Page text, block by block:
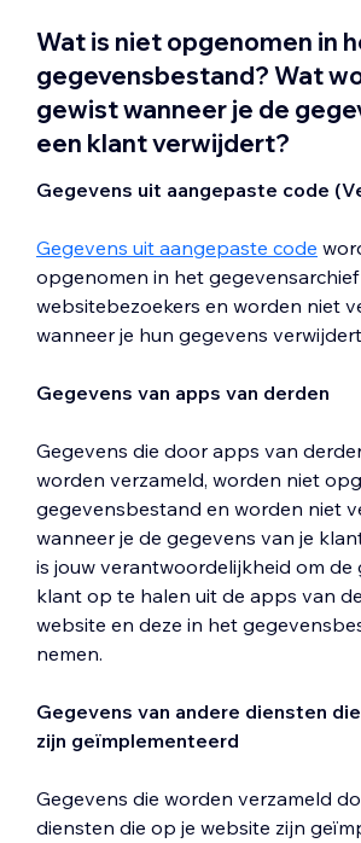
Wat is niet opgenomen in
gegevensbestand? Wat
gewist wanneer je de
een klant verwijdert?
Gegevens uit aangepaste code
Gegevens uit aangepaste code
opgenomen in het gegevensarchief
websitebezoekers en worden niet
wanneer je hun gegevens
Gegevens van apps van derden
Gegevens die door apps van
worden verzameld, worden niet
gegevensbestand en worden niet
wanneer je de gegevens van je
is jouw verantwoordelijkheid om de
klant op te halen uit de apps van
website en deze in het
nemen.
Gegevens van andere diensten
zijn geïmplementeerd
Gegevens die worden verzameld
diensten die op je website zijn